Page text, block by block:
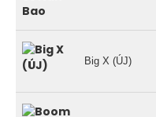
Big X (ÚJ)